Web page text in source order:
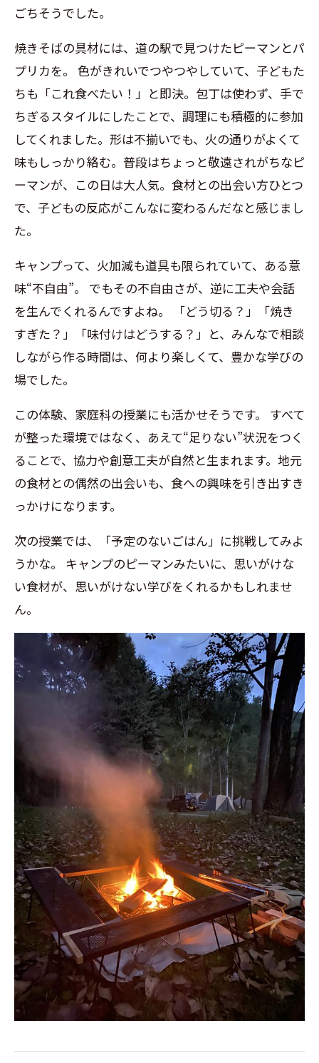
ごちそうでした。
焼きそばの具材には、道の駅で見つけたピーマンとパ
プリカを。 色がきれいでつやつやしていて、子どもた
ちも「これ食べたい！」と即決。包丁は使わず、手で
ちぎるスタイルにしたことで、調理にも積極的に参加
してくれました。形は不揃いでも、火の通りがよくて
味もしっかり絡む。普段はちょっと敬遠されがちなピ
ーマンが、この日は大人気。食材との出会い方ひとつ
で、子どもの反応がこんなに変わるんだなと感じまし
た。
キャンプって、火加減も道具も限られていて、ある意
味“不自由”。
でもその不自由さが、逆に工夫や会話
を生んでくれるんですよね。
「どう切る？」「焼き
すぎた？」「味付けはどうする？」と、みんなで相談
しながら作る時間は、何より楽しくて、豊かな学びの
場でした。
この体験、家庭科の授業にも活かせそうです。
すべて
が整った環境ではなく、あえて“足りない”状況をつく
ることで、協力や創意工夫が自然と生まれます。地元
の食材との偶然の出会いも、食への興味を引き出すき
っかけになります。
次の授業では、「予定のないごはん」に挑戦してみよ
うかな。
キャンプのピーマンみたいに、思いがけな
い食材が、思いがけない学びをくれるかもしれませ
ん。